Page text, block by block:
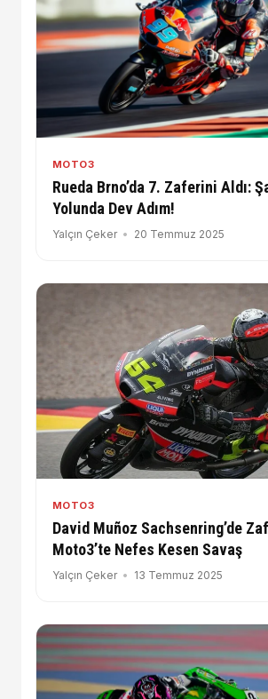
MOTO3
Rueda Brno’da 7. Zaferini Aldı:
Yolunda Dev Adım!
Yalçın Çeker 20 Temmuz 2025
MOTO3
David Muñoz Sachsenring’de
Moto3’te Nefes Kesen Savaş
Yalçın Çeker 13 Temmuz 2025